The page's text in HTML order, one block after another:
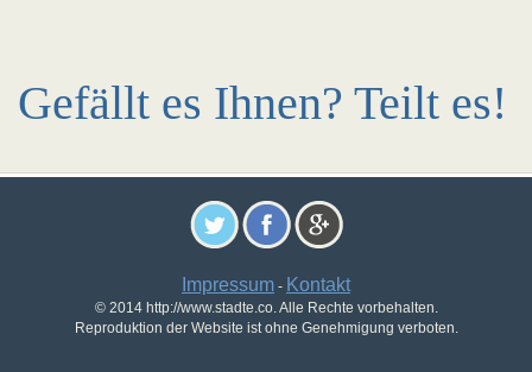
Gefällt es Ihnen? Teilt es!
Impressum - Kontakt
© 2014 http://www.stadte.co. Alle Rechte vorbehalten.
Reproduktion der Website ist ohne Genehmigung verboten.